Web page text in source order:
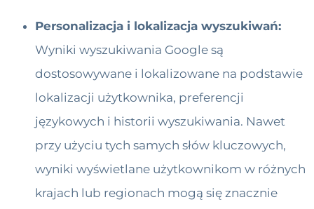
Personalizacja i lokalizacja wyszukiwań:
Wyniki wyszukiwania Google są
dostosowywane i lokalizowane na podstawie
lokalizacji użytkownika, preferencji
językowych i historii wyszukiwania. Nawet
przy użyciu tych samych słów kluczowych,
wyniki wyświetlane użytkownikom w różnych
krajach lub regionach mogą się znacznie